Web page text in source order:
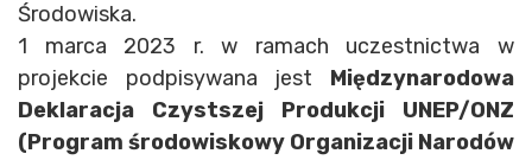
Środowiska.
1 marca 2023 r. w ramach uczestnictwa w
projekcie podpisywana jest Międzynarodowa
Deklaracja Czystszej Produkcji UNEP/ONZ
(Program środowiskowy Organizacji Narodów